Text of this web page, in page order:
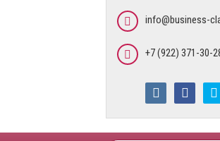
info@business-
+7 (922) 371-30-